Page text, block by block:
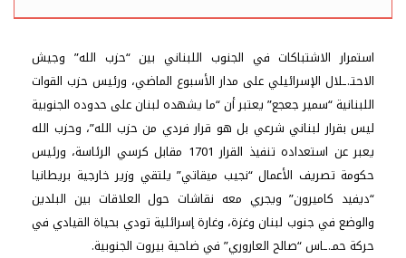
-
كانون
الثاني/
يناير
2024،
على
المستوى
المحلي
والدولي
استمرار الاشتباكات في الجنوب اللبناني بين “حزب الله” وجيش
الاحتـ.ـلال الإسرائيلي على مدار الأسبوع الماضي، ورئيس حزب القوات
اللبنانية “سمير جعجع” يعتبر أن “ما يشهده لبنان على حدوده الجنوبية
ليس بقرار لبناني شرعي بل هو قرار فردي من حزب الله”، وحزب الله
يعبر عن استعداده تنفيذ القرار 1701 مقابل كرسي الرئاسة، ورئيس
حكومة تصريف الأعمال “نجيب ميقاتي” يلتقي وزير خارجية بريطانيا
“ديفيد كاميرون” ويجري معه نقاشات حول العلاقات بين البلدين
والوضع في جنوب لبنان وغزة، وغارة إسرائلية تودي بحياة القيادي في
حركة حمـ.ـاس “صالح العاروري” في ضاحية بيروت الجنوبية.